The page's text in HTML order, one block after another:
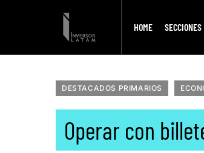
HOME SECCIONES
DESTACADOS PRIMARIOS
Operar con